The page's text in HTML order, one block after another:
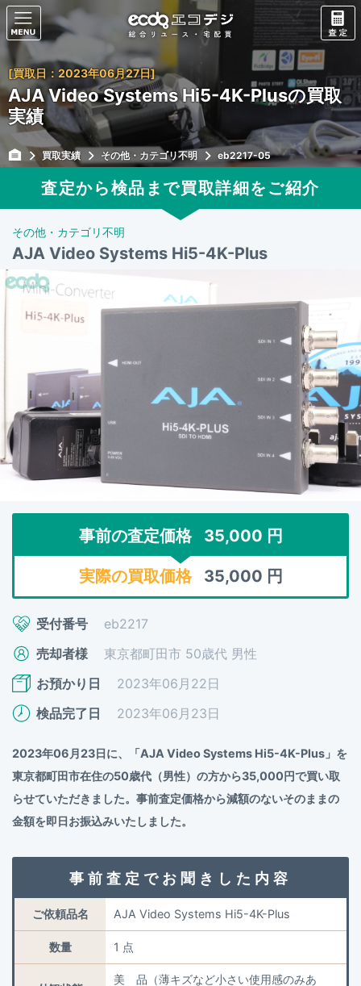
[買取日：2023年06月27日]
AJA Video Systems Hi5-4K-Plusの買取
実績
買取実績 その他・カテゴリ不明 eb2217-05
査定から検品まで買取詳細をご紹介
その他・カテゴリ不明
AJA Video Systems Hi5-4K-Plus
事前の査定価格 35,000 円
実際の買取価格 35,000 円
受付番号
eb2217
売却者様
東京都町田市 50歳代 男性
お預かり日
2023年06月22日
検品完了日
2023年06月23日
2023年06月23日に、「AJA Video Systems Hi5-4K-Plus」を
東京都町田市在住の50歳代（男性）の方から35,000円で買い取
らせていただきました。事前査定価格から減額のないそのままの
金額を即日お振込みいたしました。
事前査定でお聞きした内容
ご依頼品名 AJA Video Systems Hi5-4K-Plus
数量 1 点
美 品（薄キズなど小さい使用感のみあ